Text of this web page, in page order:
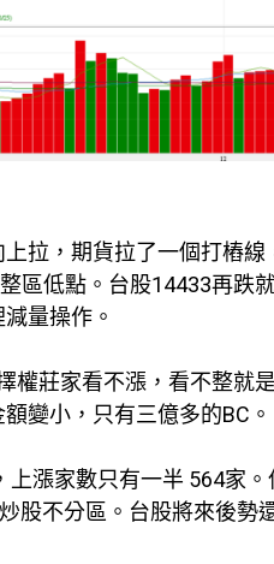
拉，期貨拉了一個打樁線
區低點。台股14433再跌
量操作。
權莊家看不漲，看不整就
變小，只有三億多的BC。
漲家數只有一半 564家
股不分區。台股將來後勢